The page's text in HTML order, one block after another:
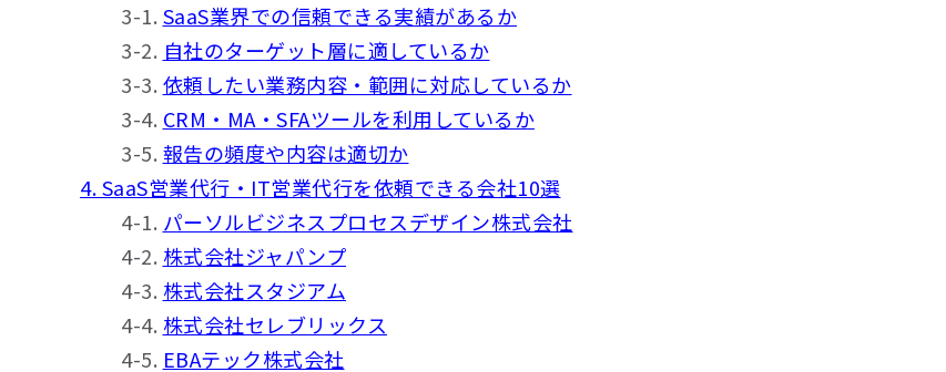
3-1. SaaS業界での信頼できる実績があるか
3-2. 自社のターゲット層に適しているか
3-3. 依頼したい業務内容・範囲に対応しているか
3-4. CRM・MA・SFAツールを利用しているか
3-5. 報告の頻度や内容は適切か
4. SaaS営業代行・IT営業代行を依頼できる会社10選
4-1. パーソルビジネスプロセスデザイン株式会社
4-2. 株式会社ジャパンプ
4-3. 株式会社スタジアム
4-4. 株式会社セレブリックス
4-5. EBAテック株式会社